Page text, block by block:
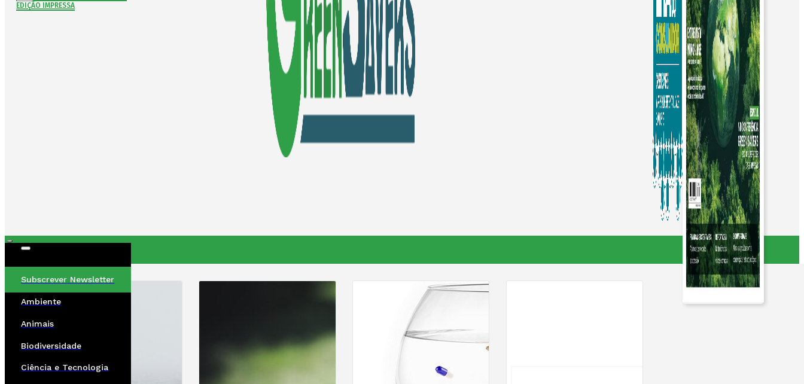
EDIÇÃO IMPRESSA
Subscrever Newsletter
Ambiente
Animais
Biodiversidade
Ciência e Tecnologia